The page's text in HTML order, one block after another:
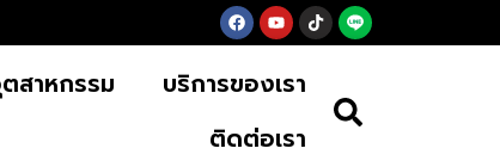
สาหกรรม
บริการของเรา
ติดต่อเรา